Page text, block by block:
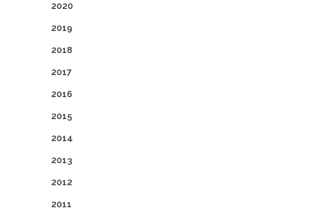
2020
2019
2018
2017
2016
2015
2014
2013
2012
2011